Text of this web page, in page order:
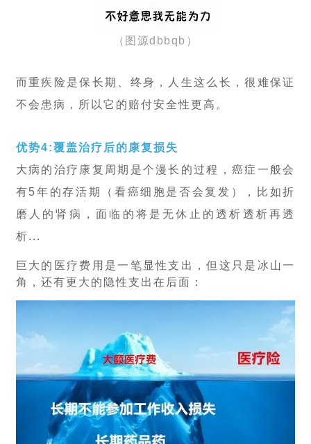
（图源dbbqb）
而重疾险是保长期、终身，人生这么长，很难保证
不会患病，所以它的赔付安全性更高。
优势4:覆盖治疗后的康复损失
大病的治疗康复周期是个漫长的过程，癌症一般会
有5年的存活期（看癌细胞是否会复发），比如折
磨人的肾病，面临的将是无休止的透析透析再透
析...
巨大的医疗费用是一笔显性支出，但这只是冰山一
角，还有更大的隐性支出在后面：